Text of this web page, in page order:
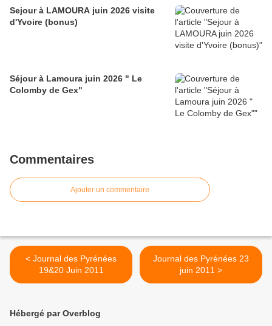
Sejour à LAMOURA juin 2026 visite
d'Yvoire (bonus)
Séjour à Lamoura juin 2026 " Le
Colomby de Gex"
Commentaires
Ajouter un commentaire
< Journal des Pyrénées
19&20 Juin 2011
Journal des Pyrénées 23
juin 2011 >
Hébergé par Overblog